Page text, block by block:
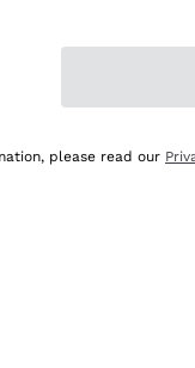
please read our